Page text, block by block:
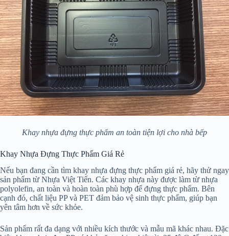
Khay nhựa đựng thực phẩm an toàn tiện lợi cho nhà bếp
Khay Nhựa Đựng Thực Phẩm Giá Rẻ
Nếu bạn đang cần tìm khay nhựa đựng thực phẩm giá rẻ, hãy thử ngay
sản phẩm từ Nhựa Việt Tiến. Các khay nhựa này được làm từ nhựa
polyolefin, an toàn và hoàn toàn phù hợp để đựng thực phẩm. Bên
cạnh đó, chất liệu PP và PET đảm bảo vệ sinh thực phẩm, giúp bạn
yên tâm hơn về sức khỏe.
Sản phẩm rất đa dạng với nhiều kích thước và mẫu mã khác nhau. Đặc